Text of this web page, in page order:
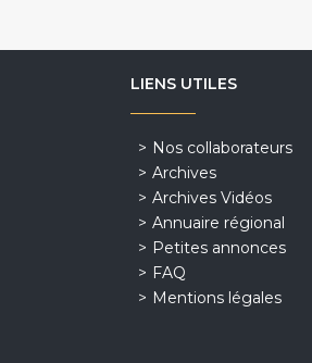
LIENS UTILES
Nos collaborateurs
Archives
Archives Vidéos
Annuaire régional
Petites annonces
FAQ
Mentions légales